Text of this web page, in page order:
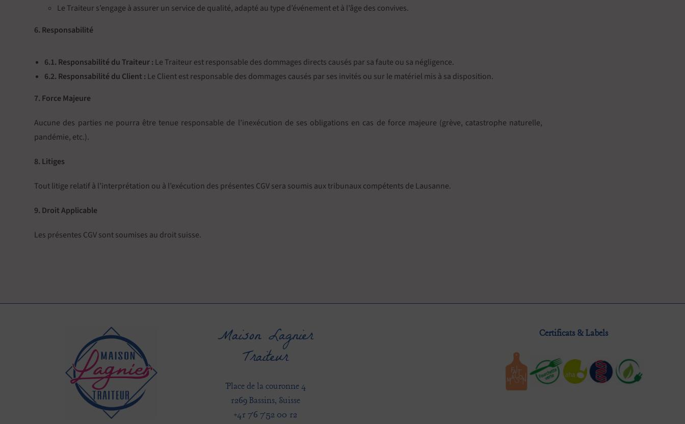
Le Traiteur s’engage à assurer un service de qualité, adapté au type d’événement et à l’âge des convives.
6. Responsabilité
6.1. Responsabilité du Traiteur : Le Traiteur est responsable des dommages directs causés par sa faute ou sa négligence.
6.2. Responsabilité du Client : Le Client est responsable des dommages causés par ses invités ou sur le matériel mis à sa disposition.
7. Force Majeure
Aucune des parties ne pourra être tenue responsable de l’inexécution de ses obligations en cas de force majeure (grève, catastrophe naturelle,
pandémie, etc.).
8. Litiges
Tout litige relatif à l’interprétation ou à l’exécution des présentes CGV sera soumis aux tribunaux compétents de Lausanne.
9. Droit Applicable
Les présentes CGV sont soumises au droit suisse.
Maison Lagnier
Traiteur
Place de la couronne 4
1269 Bassins, Suisse
+41 76 752 00 12
Certificats & Labels